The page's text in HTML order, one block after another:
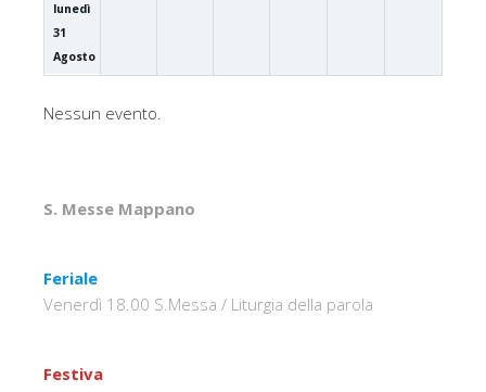
lunedì
31
Agosto
Nessun evento.
S. Messe Mappano
Feriale
Venerdì 18.00 S.Messa / Liturgia della parola
Festiva